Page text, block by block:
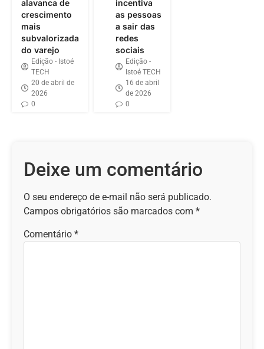
alavanca de
crescimento
mais
subvalorizada
do varejo
Edição - Istoé
TECH
20 de abril de
2026
0
incentiva
as pessoas
a sair das
redes
sociais
Edição -
Istoé TECH
16 de abril
de 2026
0
Deixe um comentário
O seu endereço de e-mail não será publicado.
Campos obrigatórios são marcados com *
Comentário *